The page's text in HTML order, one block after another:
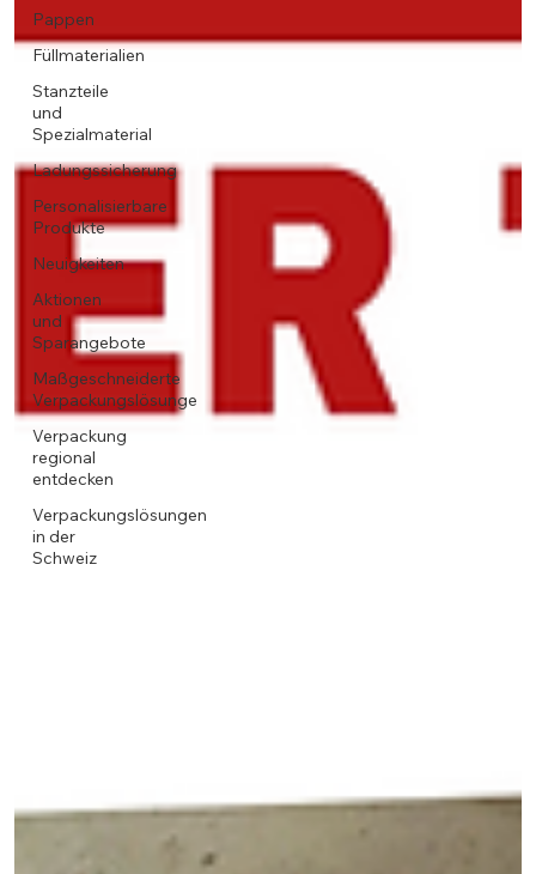
Pappen
Füllmaterialien
Stanzteile
und
Spezialmaterial
Ladungssicherung
Personalisierbare
Produkte
Neuigkeiten
Aktionen
und
Sparangebote
Maßgeschneiderte
Verpackungslösunge
Verpackung
regional
entdecken
Verpackungslösungen
in der
Schweiz